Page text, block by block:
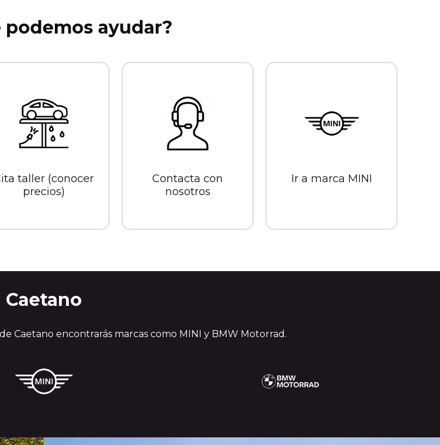
podemos ayudar?
taller (conocer
precios)
Contacta con
nosotros
Ir a marca MINI
Caetano
Caetano encontrarás marcas como MINI y BMW Motorrad.